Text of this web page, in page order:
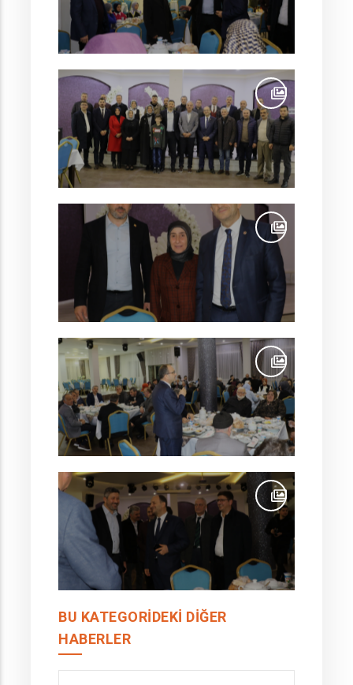
BU KATEGORIDEKI DIĞER
HABERLER